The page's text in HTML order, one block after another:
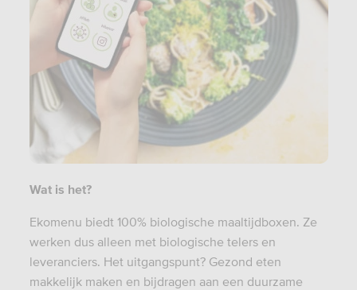
Wat is het?
Ekomenu biedt 100% biologische maaltijdboxen. Ze
werken dus alleen met biologische telers en
leveranciers. Het uitgangspunt? Gezond eten
makkelijk maken en bijdragen aan een duurzame